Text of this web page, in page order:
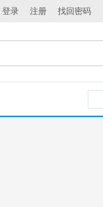
登录 注册 找回密码